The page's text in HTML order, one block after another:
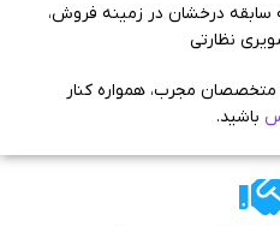
سابقه درخشان در زمینه فروش،
نظارتی
متخصصان مجرب، همواره کنار
باشید.